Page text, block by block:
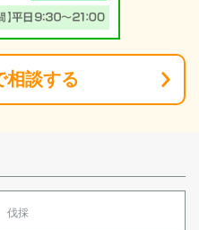
相談する
伐採